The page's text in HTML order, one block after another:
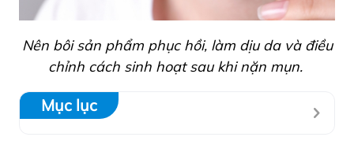
Nên bôi sản phẩm phục hồi, làm dịu da và điều
chỉnh cách sinh hoạt sau khi nặn mụn.
Mục lục